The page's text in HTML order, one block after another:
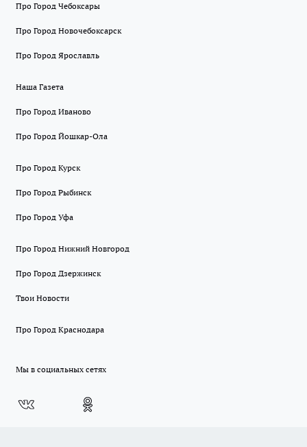
Про Город Чебоксары
Про Город Новочебоксарск
Про Город Ярославль
Наша Газета
Про Город Иваново
Про Город Йошкар-Ола
Про Город Курск
Про Город Рыбинск
Про Город Уфа
Про Город Нижний Новгород
Про Город Дзержинск
Твои Новости
Про Город Краснодара
Мы в социальных сетях